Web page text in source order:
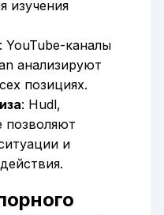
изучения
YouTube-каналы
анализируют
позициях.
: Hudl,
позволяют
и